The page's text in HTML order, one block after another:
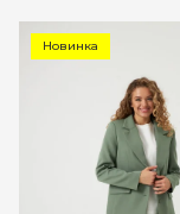
Новинка